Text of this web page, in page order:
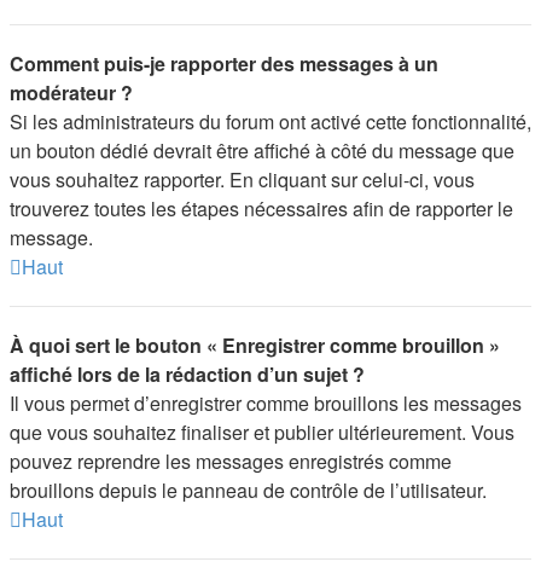
Comment puis-je rapporter des messages à un
modérateur ?
Si les administrateurs du forum ont activé cette fonctionnalité,
un bouton dédié devrait être affiché à côté du message que
vous souhaitez rapporter. En cliquant sur celui-ci, vous
trouverez toutes les étapes nécessaires afin de rapporter le
message.
Haut
À quoi sert le bouton « Enregistrer comme brouillon »
affiché lors de la rédaction d’un sujet ?
Il vous permet d’enregistrer comme brouillons les messages
que vous souhaitez finaliser et publier ultérieurement. Vous
pouvez reprendre les messages enregistrés comme
brouillons depuis le panneau de contrôle de l’utilisateur.
Haut